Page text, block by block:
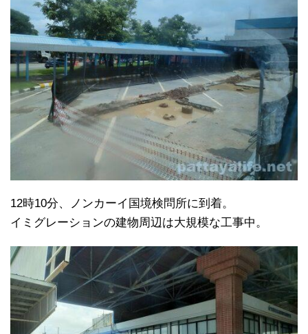
12時10分、ノンカーイ国境検問所に到着。
イミグレーションの建物周辺は大規模な工事中。